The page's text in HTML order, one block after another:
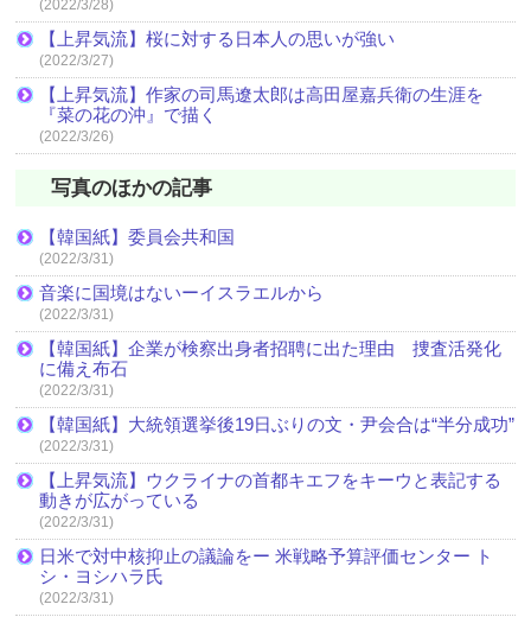
(2022/3/28)
【上昇気流】桜に対する日本人の思いが強い
(2022/3/27)
【上昇気流】作家の司馬遼太郎は高田屋嘉兵衛の生涯を
『菜の花の沖』で描く
(2022/3/26)
写真のほかの記事
【韓国紙】委員会共和国
(2022/3/31)
音楽に国境はないーイスラエルから
(2022/3/31)
【韓国紙】企業が検察出身者招聘に出た理由 捜査活発化
に備え布石
(2022/3/31)
【韓国紙】大統領選挙後19日ぶりの文・尹会合は“半分成功”
(2022/3/31)
【上昇気流】ウクライナの首都キエフをキーウと表記する
動きが広がっている
(2022/3/31)
日米で対中核抑止の議論をー 米戦略予算評価センター ト
シ・ヨシハラ氏
(2022/3/31)